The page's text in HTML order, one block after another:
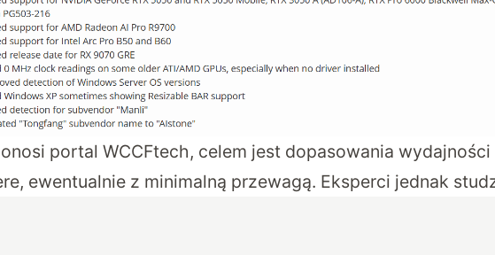
portal WCCFtech, celem jest dopasowania
ewentualnie z minimalną przewagą. Eksperci jednak